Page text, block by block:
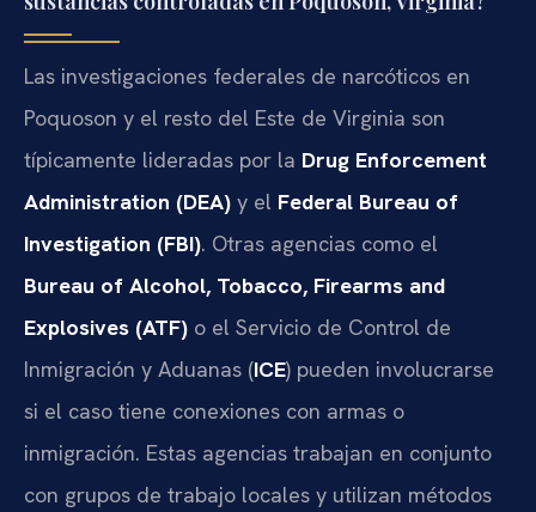
Las investigaciones federales de narcóticos en
Poquoson y el resto del Este de Virginia son
típicamente lideradas por la Drug Enforcement
Administration (DEA) y el Federal Bureau of
Investigation (FBI). Otras agencias como el
Bureau of Alcohol, Tobacco, Firearms and
Explosives (ATF) o el Servicio de Control de
Inmigración y Aduanas (ICE) pueden involucrarse
si el caso tiene conexiones con armas o
inmigración. Estas agencias trabajan en conjunto
con grupos de trabajo locales y utilizan métodos